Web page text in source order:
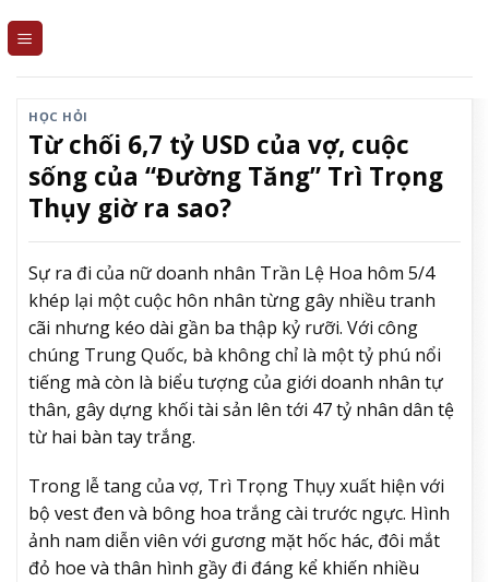
HỌC HỎI
Từ chối 6,7 tỷ USD của vợ, cuộc
sống của “Đường Tăng” Trì Trọng
Thụy giờ ra sao?
Sự ra đi của nữ doanh nhân Trần Lệ Hoa hôm 5/4
khép lại một cuộc hôn nhân từng gây nhiều tranh
cãi nhưng kéo dài gần ba thập kỷ rưỡi. Với công
chúng Trung Quốc, bà không chỉ là một tỷ phú nổi
tiếng mà còn là biểu tượng của giới doanh nhân tự
thân, gây dựng khối tài sản lên tới 47 tỷ nhân dân tệ
từ hai bàn tay trắng.
Trong lễ tang của vợ, Trì Trọng Thụy xuất hiện với
bộ vest đen và bông hoa trắng cài trước ngực. Hình
ảnh nam diễn viên với gương mặt hốc hác, đôi mắt
đỏ hoe và thân hình gầy đi đáng kể khiến nhiều